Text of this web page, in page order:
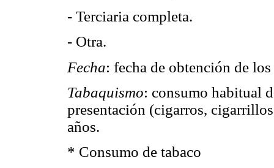
- Terciaria completa.
- Otra.
Fecha: fecha de obtención de
Tabaquismo: consumo habitual
presentación (cigarros,
años.
* Consumo de tabaco